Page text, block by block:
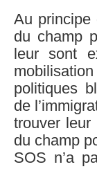
Au principe
du champ
leur sont
politiques
de
trouver leur
du champ
SOS n’a